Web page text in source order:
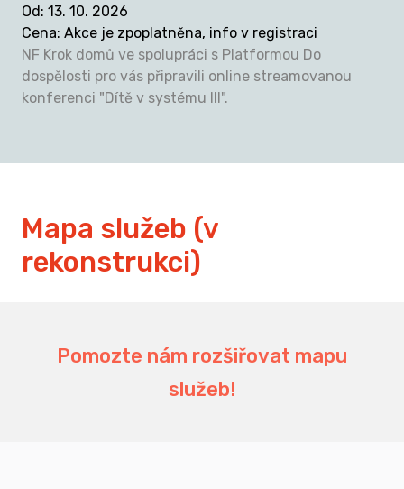
Od: 13. 10. 2026
Cena: Akce je zpoplatněna, info v registraci
NF Krok domů ve spolupráci s Platformou Do
dospělosti pro vás připravili online streamovanou
konferenci "Dítě v systému III".
Mapa služeb (v
rekonstrukci)
Pomozte nám rozšiřovat mapu
služeb!